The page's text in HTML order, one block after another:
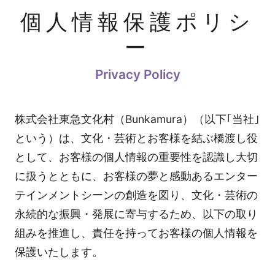
個人情報保護ポリシ
ー
株式会社東急文化村（Bunkamura）（以下｢当社｣
という）は、文化・芸術とお客様を結ぶ橋渡し役
として、お客様の個人情報の重要性を認識し大切
に扱うとともに、お客様の夢と感動あるエンター
テインメントシーンの創造を図り、文化・芸術の
永続的な振興・発展に寄与するため、以下の取り
組みを推進し、責任を持ってお客様の個人情報を
保護いたします。